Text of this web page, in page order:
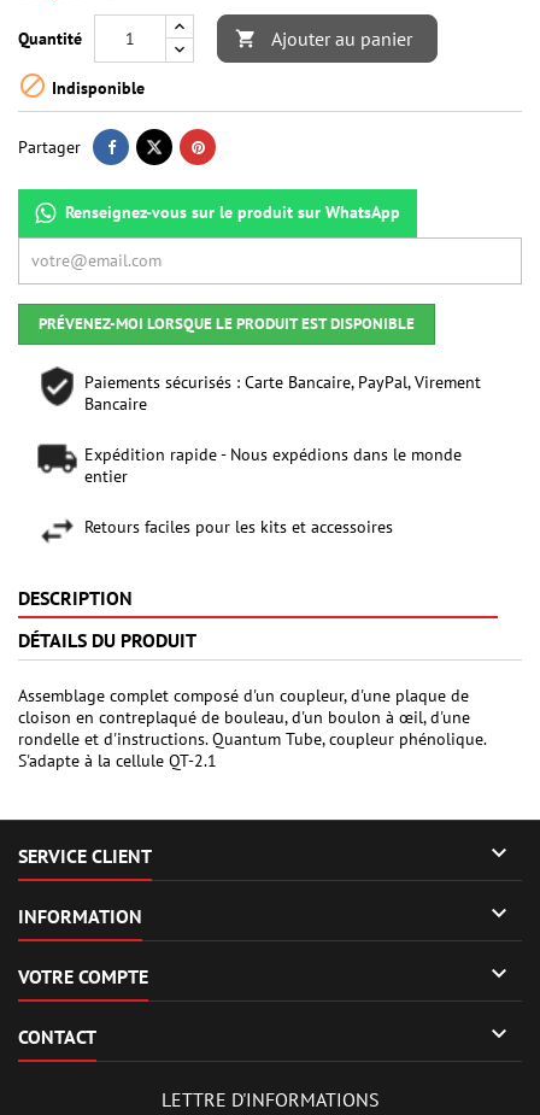
Quantité  Ajouter au panier
 Indisponible
Partager
Renseignez-vous sur le produit sur WhatsApp
PRÉVENEZ-MOI LORSQUE LE PRODUIT EST DISPONIBLE
Paiements sécurisés : Carte Bancaire, PayPal, Virement
Bancaire
Expédition rapide - Nous expédions dans le monde
entier
Retours faciles pour les kits et accessoires
DESCRIPTION
DÉTAILS DU PRODUIT
Assemblage complet composé d'un coupleur, d'une plaque de
cloison en contreplaqué de bouleau, d'un boulon à œil, d'une
rondelle et d'instructions. Quantum Tube, coupleur phénolique.
S'adapte à la cellule QT-2.1
SERVICE CLIENT 
INFORMATION 
VOTRE COMPTE 
CONTACT 
LETTRE D'INFORMATIONS